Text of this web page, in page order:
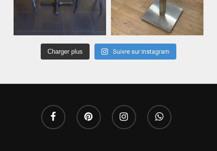
Charger plus Suivre sur Instagram